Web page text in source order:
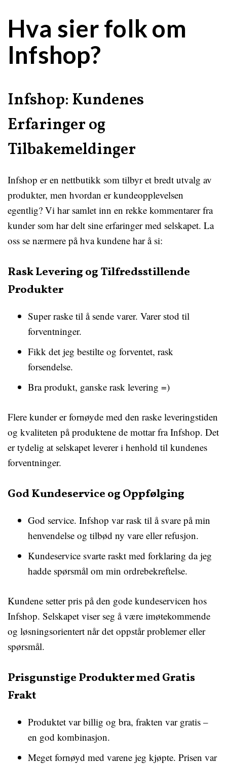
Hva sier folk om
Infshop?
Infshop: Kundenes
Erfaringer og
Tilbakemeldinger
Infshop er en nettbutikk som tilbyr et bredt utvalg av
produkter, men hvordan er kundeopplevelsen
egentlig? Vi har samlet inn en rekke kommentarer fra
kunder som har delt sine erfaringer med selskapet. La
oss se nærmere på hva kundene har å si:
Rask Levering og Tilfredsstillende
Produkter
Super raske til å sende varer. Varer stod til
forventninger.
Fikk det jeg bestilte og forventet, rask
forsendelse.
Bra produkt, ganske rask levering =)
Flere kunder er fornøyde med den raske leveringstiden
og kvaliteten på produktene de mottar fra Infshop. Det
er tydelig at selskapet leverer i henhold til kundenes
forventninger.
God Kundeservice og Oppfølging
God service. Infshop var rask til å svare på min
henvendelse og tilbød ny vare eller refusjon.
Kundeservice svarte raskt med forklaring da jeg
hadde spørsmål om min ordrebekreftelse.
Kundene setter pris på den gode kundeservicen hos
Infshop. Selskapet viser seg å være imøtekommende
og løsningsorientert når det oppstår problemer eller
spørsmål.
Prisgunstige Produkter med Gratis
Frakt
Produktet var billig og bra, frakten var gratis –
en god kombinasjon.
Meget fornøyd med varene jeg kjøpte. Prisen var